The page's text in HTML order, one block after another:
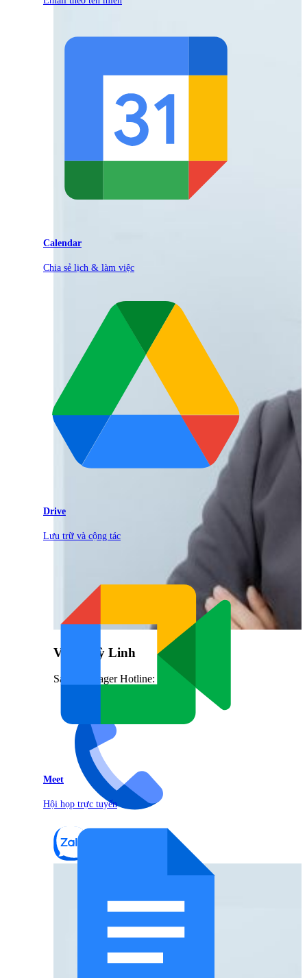
Vũ Thuỳ Linh
Sales Manager Hotline: 0842.999.666
Calendar
Chia sẻ lịch & làm việc
Drive
Lưu trữ và cộng tác
Meet
Hội họp trực tuyến